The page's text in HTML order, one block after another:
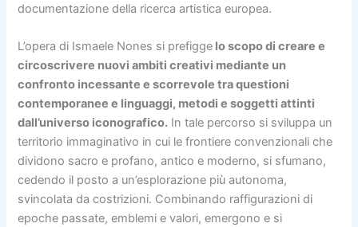
documentazione della ricerca artistica europea.
L’opera di Ismaele Nones si prefigge lo scopo di creare e
circoscrivere nuovi ambiti creativi mediante un
confronto incessante e scorrevole tra questioni
contemporanee e linguaggi, metodi e soggetti attinti
dall’universo iconografico. In tale percorso si sviluppa un
territorio immaginativo in cui le frontiere convenzionali che
dividono sacro e profano, antico e moderno, si sfumano,
cedendo il posto a un’esplorazione più autonoma,
svincolata da costrizioni. Combinando raffigurazioni di
epoche passate, emblemi e valori, emergono e si